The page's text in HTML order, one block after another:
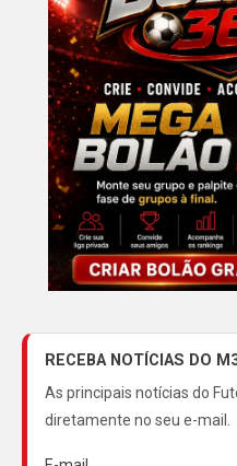
RECEBA NOTÍCIAS DO
As principais notícias do
diretamente no seu e-mail.